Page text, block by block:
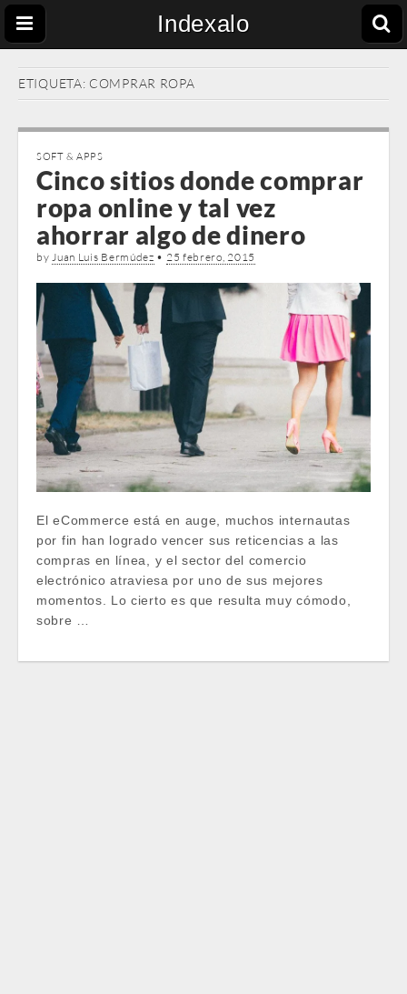
Indexalo
ETIQUETA: COMPRAR ROPA
SOFT & APPS
Cinco sitios donde comprar
ropa online y tal vez
ahorrar algo de dinero
byJuan Luis Bermúdez • 25 febrero, 2015
El eCommerce está en auge, muchos internautas
por fin han logrado vencer sus reticencias a las
compras en línea, y el sector del comercio
electrónico atraviesa por uno de sus mejores
momentos. Lo cierto es que resulta muy cómodo,
sobre …